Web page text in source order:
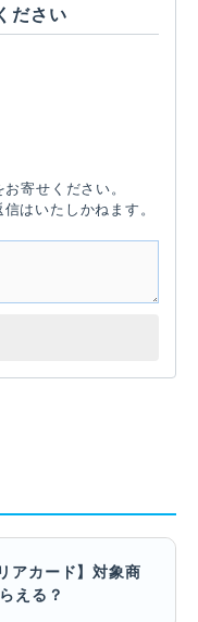
ださい
寄せください。
はいたしかねます。
アカード】対象商
える？